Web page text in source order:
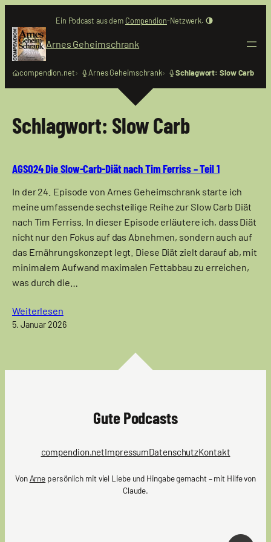
Inhalt
springen
Ein Podcast aus dem Compendion-Netzwerk.
Arnes Geheimschrank
compendion.net Arnes Geheimschrank Schlagwort: Slow Carb
Schlagwort: Slow Carb
AGS024 Die Slow-Carb-Diät nach Tim Ferriss – Teil 1
In der 24. Episode von Arnes Geheimschrank starte ich
meine umfassende sechsteilige Reihe zur Slow Carb Diät
nach Tim Ferriss. In dieser Episode erläutere ich, dass Diät
nicht nur den Fokus auf das Abnehmen, sondern auch auf
das Ernährungskonzept legt. Diese Diät zielt darauf ab, mit
minimalem Aufwand maximalen Fettabbau zu erreichen,
was durch die…
Weiterlesen
5. Januar 2026
Gute Podcasts
compendion.netImpressumDatenschutzKontakt
VonArne persönlich mit viel Liebe und Hingabe gemacht – mit Hilfe von
Claude.